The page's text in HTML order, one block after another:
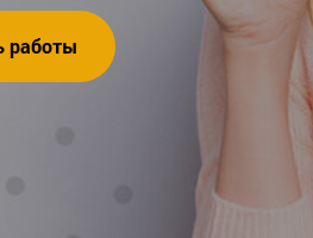
работы